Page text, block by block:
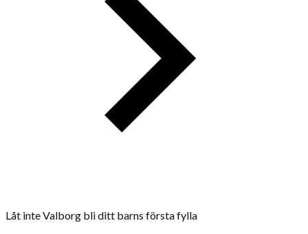
Låt inte Valborg bli ditt barns första fylla